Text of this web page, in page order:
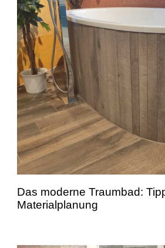
Das moderne Traumbad:
Materialplanung